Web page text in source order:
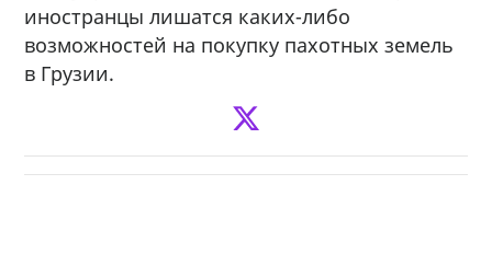
иностранцы лишатся каких-либо
возможностей на покупку пахотных земель
в Грузии.